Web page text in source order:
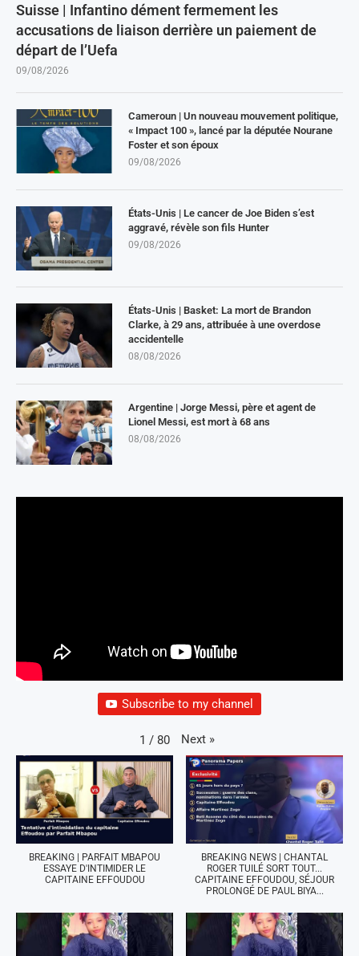
Suisse | Infantino dément fermement les
accusations de liaison derrière un paiement de
départ de l’Uefa
09/08/2026
Cameroun | Un nouveau mouvement politique,
« Impact 100 », lancé par la députée Nourane
Foster et son époux
09/08/2026
États-Unis | Le cancer de Joe Biden s’est
aggravé, révèle son fils Hunter
09/08/2026
États-Unis | Basket: La mort de Brandon
Clarke, à 29 ans, attribuée à une overdose
accidentelle
08/08/2026
Argentine | Jorge Messi, père et agent de
Lionel Messi, est mort à 68 ans
08/08/2026
Subscribe to my channel
1 / 80 Next »
BREAKING | PARFAIT MBAPOU
ESSAYE D'INTIMIDER LE
CAPITAINE EFFOUDOU
BREAKING NEWS | CHANTAL
ROGER TUILÉ SORT TOUT...
CAPITAINE EFFOUDOU, SÉJOUR
PROLONGÉ DE PAUL BIYA...